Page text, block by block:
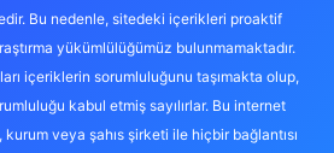
Bu nedenle, sitedeki içerikleri proaktif
yükümlülüğümüz bulunmamaktadır.
içeriklerin sorumluluğunu taşımakta olup,
kabul etmiş sayılırlar. Bu internet
veya şahıs şirketi ile hiçbir bağlantısı